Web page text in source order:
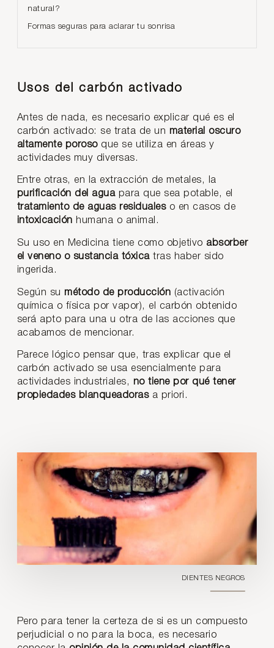
natural?
Formas seguras para aclarar tu sonrisa
Usos del carbón activado
Antes de nada, es necesario explicar qué es el
carbón activado: se trata de un material oscuro
altamente porosoque se utiliza en áreas y
actividades muy diversas.
Entre otras, en la extracción de metales, la
purificación del aguapara que sea potable, el
tratamiento de aguas residualeso en casos de
intoxicación humana o animal.
Su uso en Medicina tiene como objetivo absorber
el veneno o sustancia tóxicatras haber sido
ingerida.
Según su método de producción (activación
química o física por vapor), el carbón obtenido
será apto para una u otra de las acciones que
acabamos de mencionar.
Parece lógico pensar que, tras explicar que el
carbón activado se usa esencialmente para
actividades industriales, no tiene por qué tener
propiedades blanqueadorasa priori.
DIENTES NEGROS
Pero para tener la certeza de si es un compuesto
perjudicial o no para la boca, es necesario